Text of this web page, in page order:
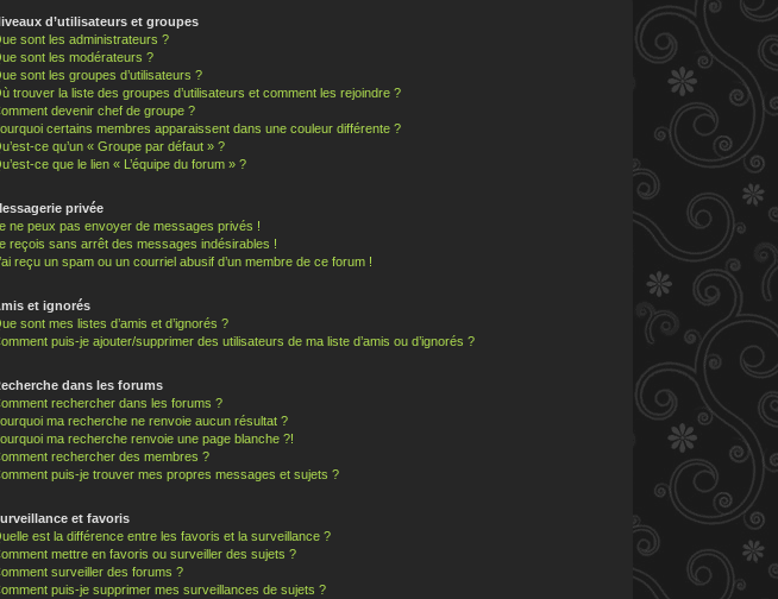
d’utilisateurs et groupes
sont les administrateurs ?
sont les modérateurs ?
sont les groupes d’utilisateurs ?
trouver la liste des groupes d’utilisateurs et comment les rejoindre ?
devenir chef de groupe ?
certains membres apparaissent dans une couleur différente ?
ce qu’un « Groupe par défaut » ?
ce que le lien « L’équipe du forum » ?
privée
ne peux pas envoyer de messages privés !
reçois sans arrêt des messages indésirables !
reçu un spam ou un courriel abusif d’un membre de ce forum !
et ignorés
sont mes listes d’amis et d’ignorés ?
puis-je ajouter/supprimer des utilisateurs de ma liste d’amis ou d’ignorés ?
dans les forums
rechercher dans les forums ?
ma recherche ne renvoie aucun résultat ?
ma recherche renvoie une page blanche ?!
rechercher des membres ?
puis-je trouver mes propres messages et sujets ?
et favoris
est la différence entre les favoris et la surveillance ?
mettre en favoris ou surveiller des sujets ?
surveiller des forums ?
puis-je supprimer mes surveillances de sujets ?